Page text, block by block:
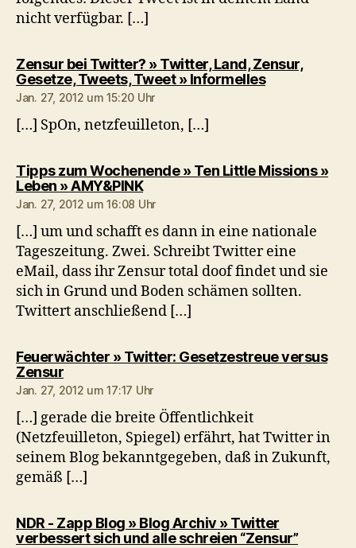
nicht verfügbar. […]
Zensur bei Twitter? » Twitter, Land, Zensur,
Gesetze, Tweets, Tweet » Informellessagt:
Jan. 27, 2012 um 15:20 Uhr
[…] SpOn, netzfeuilleton, […]
Tipps zum Wochenende » Ten Little Missions »
Leben » AMY&PINKsagt:
Jan. 27, 2012 um 16:08 Uhr
[…] um und schafft es dann in eine nationale
Tageszeitung. Zwei. Schreibt Twitter eine
eMail, dass ihr Zensur total doof findet und sie
sich in Grund und Boden schämen sollten.
Twittert anschließend […]
Feuerwächter » Twitter: Gesetzestreue versus
Zensursagt:
Jan. 27, 2012 um 17:17 Uhr
[…] gerade die breite Öffentlichkeit
(Netzfeuilleton, Spiegel) erfährt, hat Twitter in
seinem Blog bekanntgegeben, daß in Zukunft,
gemäß […]
NDR - Zapp Blog » Blog Archiv » Twitter
verbessert sich und alle schreien “Zensur”sagt: